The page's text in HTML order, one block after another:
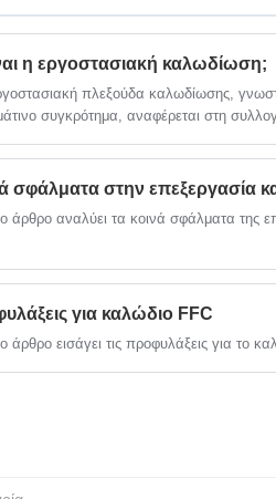
μεγαλύτερο
της Ευρώπης
να γίνουμε
σας στην
η εργοστασιακή καλωδίωση;
πλεξούδα καλωδίωσης,
συγκρότημα, αναφέρεται στη
διευκολύνουν τη διανομή ηλεκτρικής
κατασκευασμένο προϊόν.
σφάλματα στην επεξεργασία
άρθρο αναλύει τα κοινά σφάλματα της
για καλώδιο FFC
άρθρο εισάγει τις προφυλάξεις για το